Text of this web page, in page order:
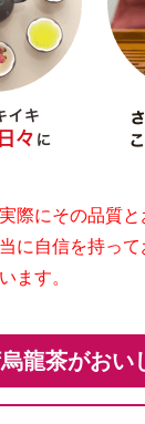
実際にその品質
に自信を持っ
ます。
龍茶がおい